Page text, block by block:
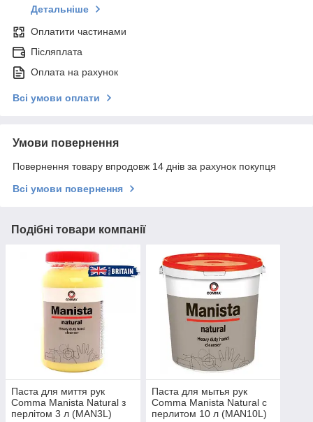
Детальніше
Оплатити частинами
Післяплата
Оплата на рахунок
Всі умови оплати
Умови повернення
Повернення товару впродовж 14 днів за рахунок покупця
Всі умови повернення
Подібні товари компанії
Паста для миття рук
Comma Manista Natural з
перлітом 3 л (MAN3L)
Паста для мытья рук
Comma Manista Natural с
перлитом 10 л (MAN10L)